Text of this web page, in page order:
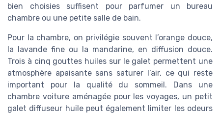
bien choisies suffisent pour parfumer un bureau
chambre ou une petite salle de bain.
Pour la chambre, on privilégie souvent l’orange douce,
la lavande fine ou la mandarine, en diffusion douce.
Trois à cinq gouttes huiles sur le galet permettent une
atmosphère apaisante sans saturer l’air, ce qui reste
important pour la qualité du sommeil. Dans une
chambre voiture aménagée pour les voyages, un petit
galet diffuseur huile peut également limiter les odeurs